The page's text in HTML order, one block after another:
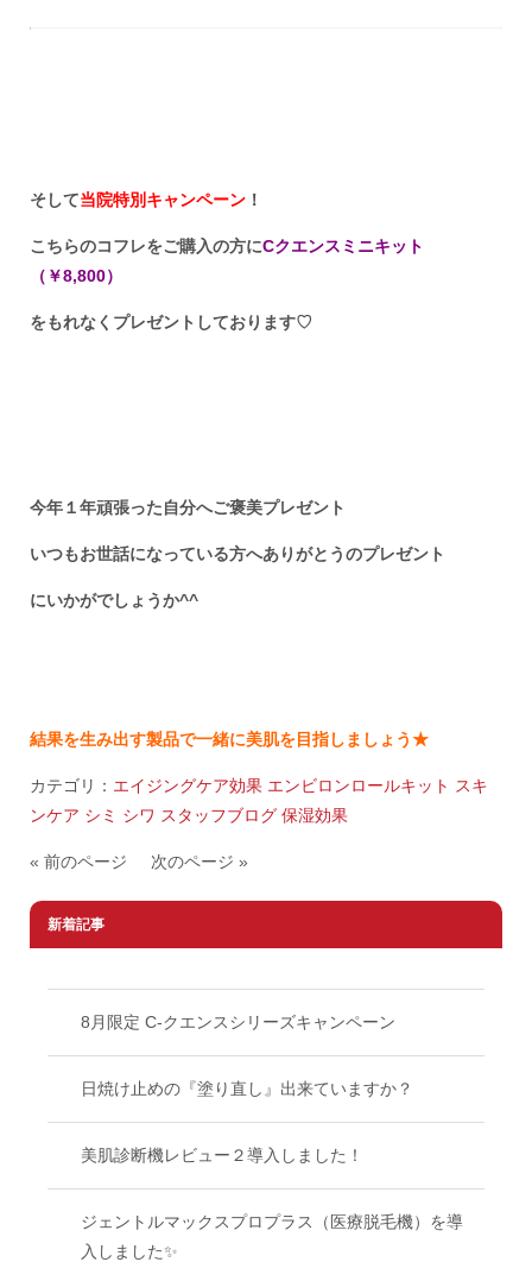
そして当院特別キャンペーン ！
こちらのコフレをご購入の方にCクエンスミニキット
（￥8,800）
をもれなくプレゼントしております♡
今年１年頑張った自分へご褒美プレゼント
いつもお世話になっている方へありがとうのプレゼント
にいかがでしょうか^^
結果を生み出す製品で一緒に美肌を目指しましょう★
カテゴリ： エイジングケア効果 エンビロンロールキット スキ
ンケア シミ シワ スタッフブログ 保湿効果
« 前のページ 次のページ »
新着記事
8月限定 C-クエンスシリーズキャンペーン
日焼け止めの『塗り直し』出来ていますか？
美肌診断機レビュー２導入しました！
ジェントルマックスプロプラス（医療脱毛機）を導
入しました✨